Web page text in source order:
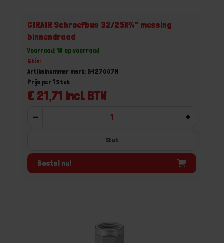
GIRAIR Schroefbus 32/25X¾" messing
binnendraad
Voorraad: 18 op voorraad
Gtin:
Artikelnummer merk: G427007M
€ 21,71 incl. BTW
Prijs per 1 Stuk
- +
Stuk
Bestel nu!